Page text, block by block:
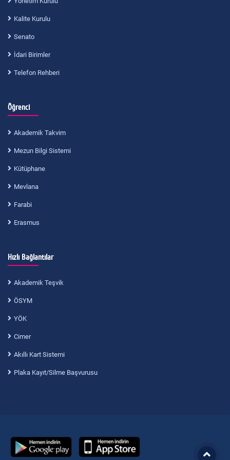
Kalite Kurulu
Senato
İdari Birimler
Telefon Rehberi
Öğrenci
Akademik Takvim
Mezun Bilgi Sistemi
Kütüphane
Mevlana
Farabi
Erasmus
Hızlı Bağlantılar
Akademik Teşvik
ÖSYM
YÖK
Cimer
Akıllı Kart Sistemi
Plaka Kayıt/Silme Başvurusu